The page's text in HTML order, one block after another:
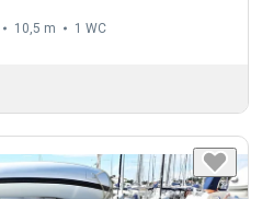
10,5 m 1 WC